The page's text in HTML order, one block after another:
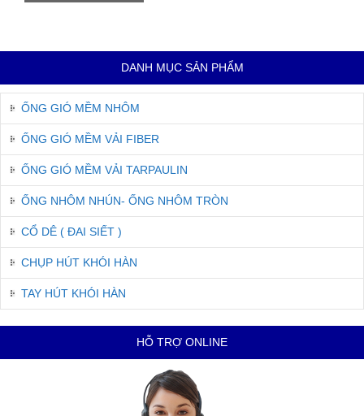
DANH MỤC SẢN PHẨM
ỐNG GIÓ MỀM NHÔM
ỐNG GIÓ MỀM VẢI FIBER
ỐNG GIÓ MỀM VẢI TARPAULIN
ỐNG NHÔM NHÚN- ỐNG NHÔM TRÒN
CỔ DÊ ( ĐAI SIẾT )
CHỤP HÚT KHÓI HÀN
TAY HÚT KHÓI HÀN
HỖ TRỢ ONLINE